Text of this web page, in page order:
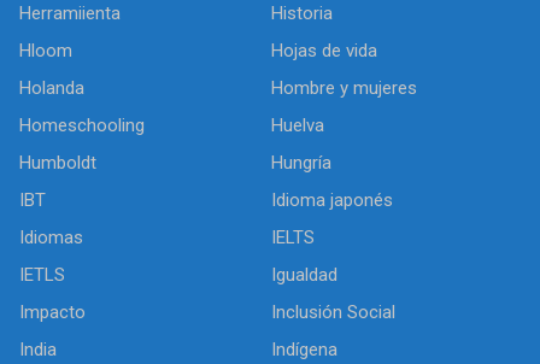
Herramiienta
Historia
Hloom
Hojas de vida
Holanda
Hombre y mujeres
Homeschooling
Huelva
Humboldt
Hungría
IBT
Idioma japonés
Idiomas
IELTS
IETLS
Igualdad
Impacto
Inclusión Social
India
Indígena